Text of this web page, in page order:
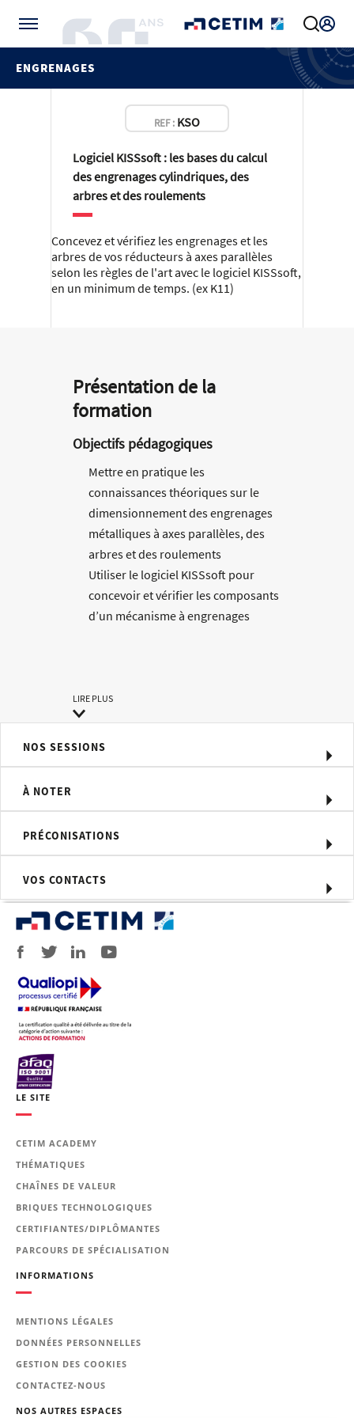
ENGRENAGES
REF : KSO
Logiciel KISSsoft : les bases du calcul
des engrenages cylindriques, des
arbres et des roulements
Concevez et vérifiez les engrenages et les
arbres de vos réducteurs à axes parallèles
selon les règles de l'art avec le logiciel KISSsoft,
en un minimum de temps. (ex K11)
Présentation de la
formation
Objectifs pédagogiques
Mettre en pratique les
connaissances théoriques sur le
dimensionnement des engrenages
métalliques à axes parallèles, des
arbres et des roulements
Utiliser le logiciel KISSsoft pour
concevoir et vérifier les composants
d’un mécanisme à engrenages
Interpréter les principaux résultats
Méthodes pédagogiques
théorie et pratique au travers d’études
Savoir calculer des engrenages
arbres et des roulements en utilisant le
logiciel KISSsoft
Moyens d'évaluation
• Questionnaire final de type QCM
• Travaux pratiques tout au long de la
formation sur le module engrenage
cylindrique et sur le module arbre et
roulements, sur des cas concrets
Formateur expert technique dans le
domaine, intervenant dans des
techniques en entreprise.
Personnel concerné
Ingénieurs et techniciens de bureaux
concernés par le calcul des
parallèles.
Prérequis
mécanique et plus particulièrement en
conception des ensembles à
LIRE PLUS
NOS SESSIONS
À NOTER
PRÉCONISATIONS
VOS CONTACTS
LE SITE
CETIM ACADEMY
THÉMATIQUES
CHAÎNES DE VALEUR
BRIQUES TECHNOLOGIQUES
CERTIFIANTES/DIPLÔMANTES
PARCOURS DE SPÉCIALISATION
INFORMATIONS
MENTIONS LÉGALES
DONNÉES PERSONNELLES
GESTION DES COOKIES
CONTACTEZ-NOUS
NOS AUTRES ESPACES